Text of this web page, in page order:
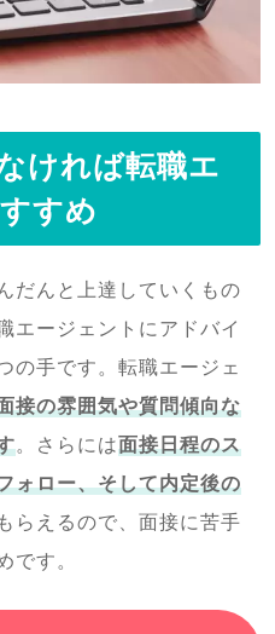
ければ転職エ
すめ
だんと上達していくもの
エージェントにアドバイ
の手です。転職エージェ
接の雰囲気や質問傾向な
。さらには面接日程のス
ォロー、そして内定後の
らえるので、面接に苦手
です。